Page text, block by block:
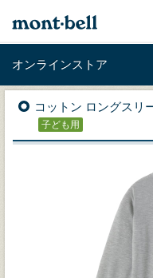
オンラインストア
コットン ロングスリ
子ども用